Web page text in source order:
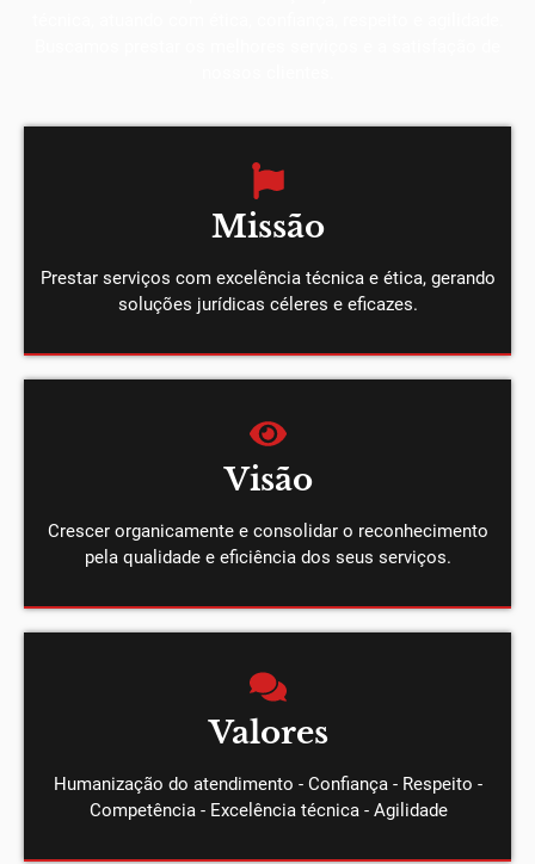
Missão
Prestar serviços com excelência técnica e ética, gerando
soluções jurídicas céleres e eficazes.
Visão
Crescer organicamente e consolidar o reconhecimento
pela qualidade e eficiência dos seus serviços.
Valores
Humanização do atendimento - Confiança - Respeito -
Competência - Excelência técnica - Agilidade